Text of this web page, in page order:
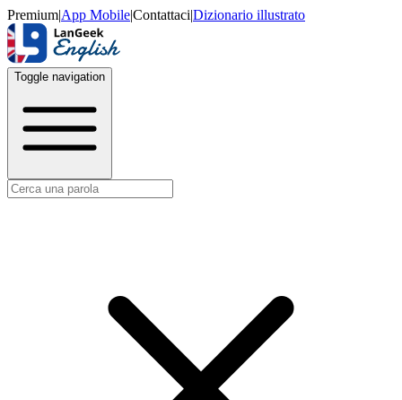
Premium|App Mobile|Contattaci|Dizionario illustrato
Toggle navigation